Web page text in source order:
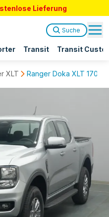
Lieferung
Transit Transit
Suche
XLT Ranger Doka XLT